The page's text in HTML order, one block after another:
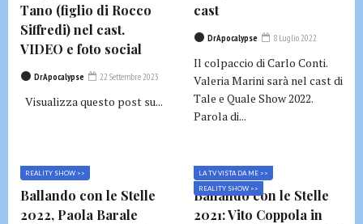
Tano (figlio di Rocco
Siffredi) nel cast.
VIDEO e foto social
DrApocalypse 22 Settembre 2023
Visualizza questo post su...
cast
DrApocalypse 8 Luglio 2022
Il colpaccio di Carlo Conti.
Valeria Marini sarà nel cast di
Tale e Quale Show 2022.
Parola di...
REALITY SHOW >>
Ballando con le Stelle
2022, Paola Barale
LA TV VISTA DA ME >>
REALITY SHOW >>
Ballando con le Stelle
2021: Vito Coppola in